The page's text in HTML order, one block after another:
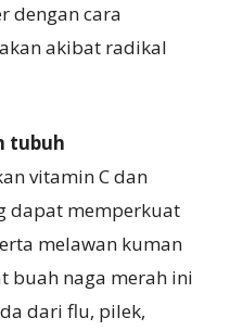
dengan cara
akibat radikal
tubuh
vitamin C dan
dapat memperkuat
melawan kuman
buah naga merah ini
dari flu, pilek,